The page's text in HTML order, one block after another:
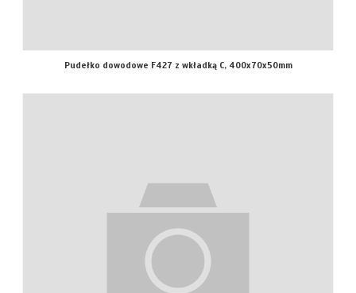
Pudełko dowodowe F427 z wkładką C, 400x70x50mm